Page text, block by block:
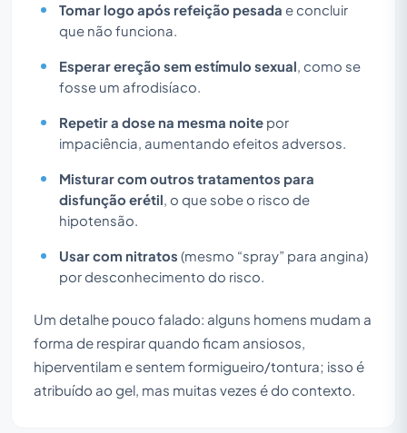
Tomar logo após refeição pesada e concluir
que não funciona.
Esperar ereção sem estímulo sexual, como se
fosse um afrodisíaco.
Repetir a dose na mesma noite por
impaciência, aumentando efeitos adversos.
Misturar com outros tratamentos para
disfunção erétil, o que sobe o risco de
hipotensão.
Usar com nitratos (mesmo “spray” para angina)
por desconhecimento do risco.
Um detalhe pouco falado: alguns homens mudam a
forma de respirar quando ficam ansiosos,
hiperventilam e sentem formigueiro/tontura; isso é
atribuído ao gel, mas muitas vezes é do contexto.